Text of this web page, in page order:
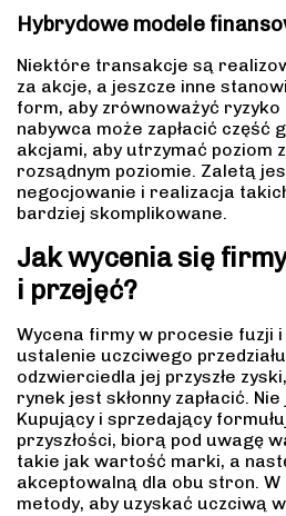
Hybrydowe modele
Niektóre transakcje są
za akcje, a jeszcze inne
form, aby zrównoważyć ryzyko
nabywca może zapłacić część
akcjami, aby utrzymać poziom
rozsądnym poziomie. Zaletą
negocjowanie i realizacja
bardziej skomplikowane.
Jak wycenia się
i przejęć?
Wycena firmy w procesie fuzji
ustalenie uczciwego
odzwierciedla jej przyszłe
rynek jest skłonny zapłacić.
Kupujący i sprzedający
przyszłości, biorą pod uwagę
takie jak wartość marki, a
akceptowalną dla obu stron.
metody, aby uzyskać uczciwą